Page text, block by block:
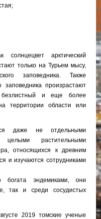
арктический
только на Турьем мысу,
заповедника. Также
заповедника произрастают
безлистный и еще более
территории области или
даже не отдельными
растительными
относящихся к древним
и изучаются сотрудниками
богата эндемиками, они
так и среди сосудистых
2019 томские ученые